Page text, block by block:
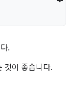
.
것이 좋습니다.